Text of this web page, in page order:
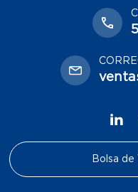
Bolsa de